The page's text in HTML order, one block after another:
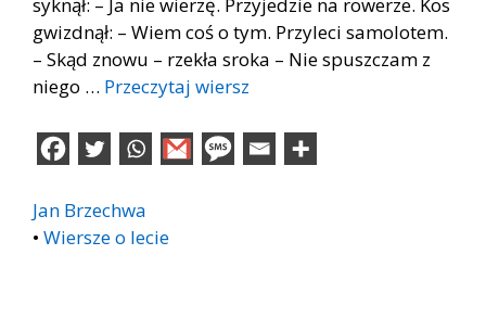
gwizdnął: – Wiem coś o tym. Przyleci samolotem.
– Skąd znowu – rzekła sroka – Nie spuszczam z
niego … Przeczytaj wiersz
Jan Brzechwa
• Wiersze o lecie